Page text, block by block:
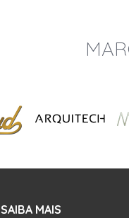
SAIBA MAIS